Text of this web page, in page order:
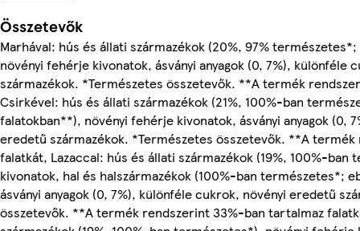
Összetevők
Marhával: hús és állati származékok (20%, 97%
növényi fehérje kivonatok, ásványi anyagok (0, 7%), különféle
származékok. *Természetes összetevők. **A termék
Csirkével: hús és állati származékok (21%, 100%-ban
falatokban**), növényi fehérje kivonatok, ásványi anyagok (0,
eredetű származékok. *Természetes összetevők. **A
falatkát, Lazaccal: hús és állati származékok (19%, 100%-
kivonatok, hal és halszármazékok (100%-ban természetes*;
ásványi anyagok (0, 7%), különféle cukrok, növényi eredetű
összetevők. **A termék rendszerint 33%-ban tartalmaz